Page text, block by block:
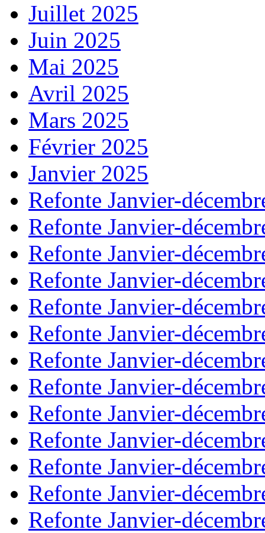
Juillet 2025
Juin 2025
Mai 2025
Avril 2025
Mars 2025
Février 2025
Janvier 2025
Refonte Janvier-
Refonte Janvier-
Refonte Janvier-
Refonte Janvier-
Refonte Janvier-
Refonte Janvier-
Refonte Janvier-
Refonte Janvier-
Refonte Janvier-
Refonte Janvier-
Refonte Janvier-
Refonte Janvier-
Refonte Janvier-